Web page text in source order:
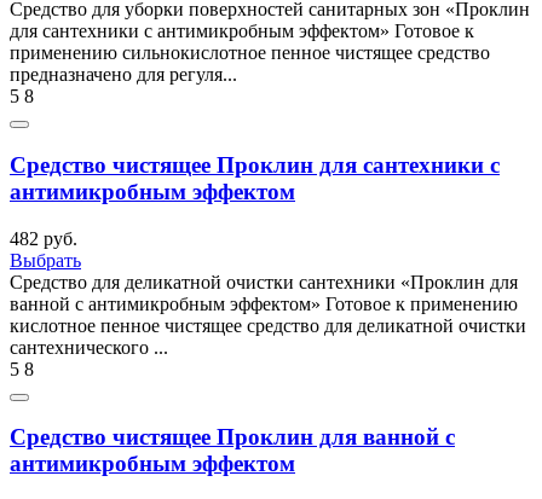
Средство для уборки поверхностей санитарных зон «Проклин
для сантехники с антимикробным эффектом» Готовое к
применению сильнокислотное пенное чистящее средство
предназначено для регуля...
5 8
Средство чистящее Проклин для сантехники с
антимикробным эффектом
482 руб.
Выбрать
Средство для деликатной очистки сантехники «Проклин для
ванной с антимикробным эффектом» Готовое к применению
кислотное пенное чистящее средство для деликатной очистки
сантехнического ...
5 8
Средство чистящее Проклин для ванной с
антимикробным эффектом